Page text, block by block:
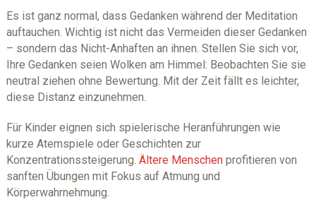
Es ist ganz normal, dass Gedanken während der Meditation
auftauchen. Wichtig ist nicht das Vermeiden dieser Gedanken
– sondern das Nicht-Anhaften an ihnen. Stellen Sie sich vor,
Ihre Gedanken seien Wolken am Himmel: Beobachten Sie sie
neutral ziehen ohne Bewertung. Mit der Zeit fällt es leichter,
diese Distanz einzunehmen.
Für Kinder eignen sich spielerische Heranführungen wie
kurze Atemspiele oder Geschichten zur
Konzentrationssteigerung. Ältere Menschenprofitieren von
sanften Übungen mit Fokus auf Atmung und
Körperwahrnehmung.